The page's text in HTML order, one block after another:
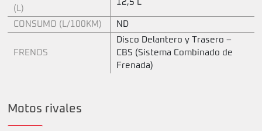
(L)
12,5 L
CONSUMO (L/100KM) ND
FRENOS
Disco Delantero y Trasero –
CBS (Sistema Combinado de
Frenada)
Motos rivales